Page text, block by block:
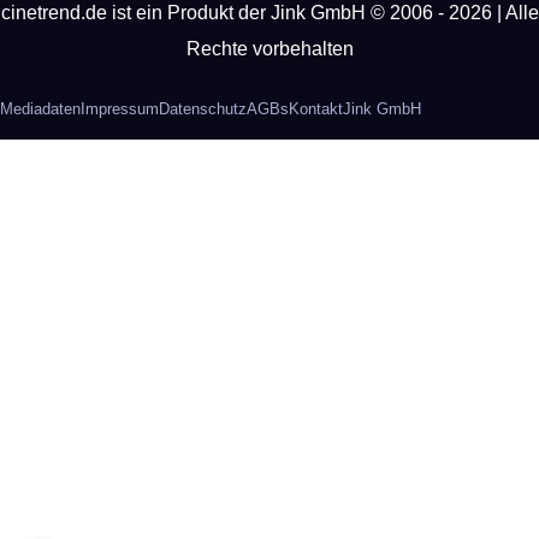
cinetrend.de ist ein Produkt der Jink GmbH © 2006 - 2026 | Alle
Rechte vorbehalten
Mediadaten Impressum DatenschutzAGBs KontaktJink GmbH